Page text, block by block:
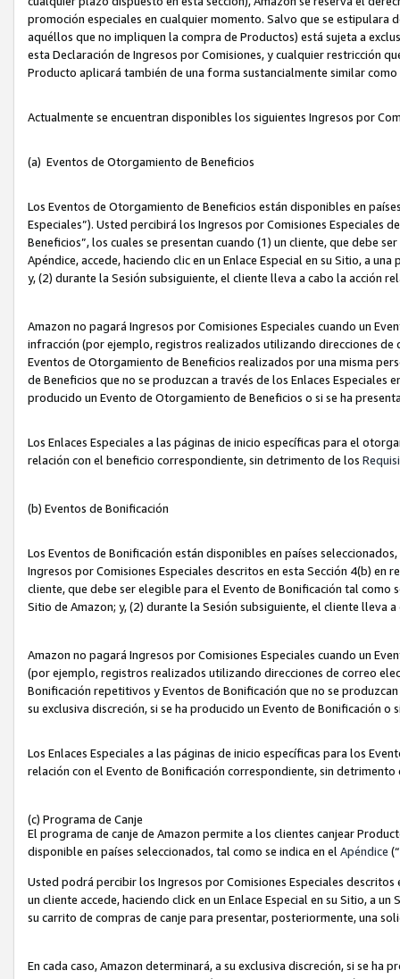
promoción especiales en cualquier momento. Salvo que se
aquéllos que no impliquen la compra de Productos) está sujeta a
esta Declaración de Ingresos por Comisiones, y cualquier restricción
Producto aplicará también de una forma sustancialmente similar
Actualmente se encuentran disponibles los siguientes Ingresos por
(a) Eventos de Otorgamiento de Beneficios
Los Eventos de Otorgamiento de Beneficios están disponibles en
Especiales”). Usted percibirá los Ingresos por Comisiones Especiales
Beneficios”, los cuales se presentan cuando (1) un cliente, que debe
Apéndice, accede, haciendo clic en un Enlace Especial en su Sitio, a
y, (2) durante la Sesión subsiguiente, el cliente lleva a cabo la acción
Amazon no pagará Ingresos por Comisiones Especiales cuando un
infracción (por ejemplo, registros realizados utilizando direcciones
Eventos de Otorgamiento de Beneficios realizados por una misma
de Beneficios que no se produzcan a través de los Enlaces Especiales
producido un Evento de Otorgamiento de Beneficios o si se ha
Los Enlaces Especiales a las páginas de inicio específicas para el
relación con el beneficio correspondiente, sin detrimento de los
(b) Eventos de Bonificación
Los Eventos de Bonificación están disponibles en países
Ingresos por Comisiones Especiales descritos en esta Sección 4(b) en
cliente, que debe ser elegible para el Evento de Bonificación tal como
Sitio de Amazon; y, (2) durante la Sesión subsiguiente, el cliente lleva
Amazon no pagará Ingresos por Comisiones Especiales cuando un
(por ejemplo, registros realizados utilizando direcciones de correo
Bonificación repetitivos y Eventos de Bonificación que no se
su exclusiva discreción, si se ha producido un Evento de Bonificación
Los Enlaces Especiales a las páginas de inicio específicas para los
relación con el Evento de Bonificación correspondiente, sin
(c) Programa de Canje
El programa de canje de Amazon permite a los clientes canjear
disponible en países seleccionados, tal como se indica en el Apéndice
Usted podrá percibir los Ingresos por Comisiones Especiales
un cliente accede, haciendo click en un Enlace Especial en su Sitio, a
su carrito de compras de canje para presentar, posteriormente, una
En cada caso, Amazon determinará, a su exclusiva discreción, si se